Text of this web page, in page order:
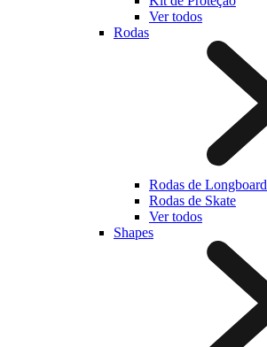
Ver todos
Rodas
Rodas de Longboard
Rodas de Skate
Ver todos
Shapes